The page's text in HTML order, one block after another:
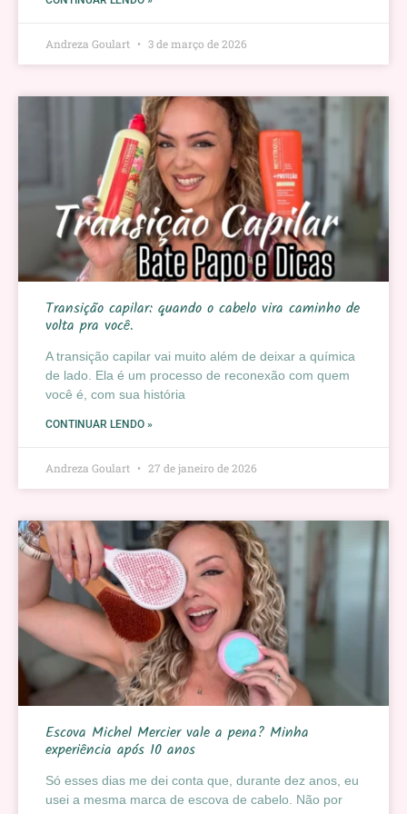
Andreza Goulart 3 de março de 2026
Transição capilar: quando o cabelo vira caminho de
volta pra você.
A transição capilar vai muito além de deixar a química
de lado. Ela é um processo de reconexão com quem
você é, com sua história
CONTINUAR LENDO »
Andreza Goulart 27 de janeiro de 2026
Escova Michel Mercier vale a pena? Minha
experiência após 10 anos
Só esses dias me dei conta que, durante dez anos, eu
usei a mesma marca de escova de cabelo. Não por